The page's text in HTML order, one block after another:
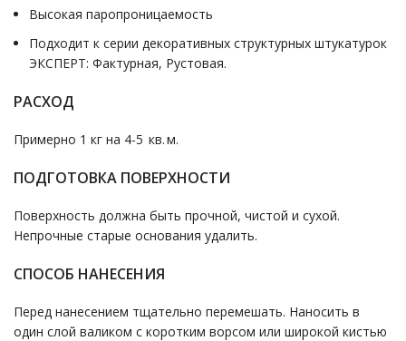
Высокая паропроницаемость
Подходит к серии декоративных структурных штукатурок
ЭКСПЕРТ: Фактурная, Рустовая.
РАСХОД
Примерно 1 кг на 4-5 кв. м.
ПОДГОТОВКА ПОВЕРХНОСТИ
Поверхность должна быть прочной, чистой и сухой.
Непрочные старые основания удалить.
СПОСОБ НАНЕСЕНИЯ
Перед нанесением тщательно перемешать. Наносить в
один слой валиком с коротким ворсом или широкой кистью